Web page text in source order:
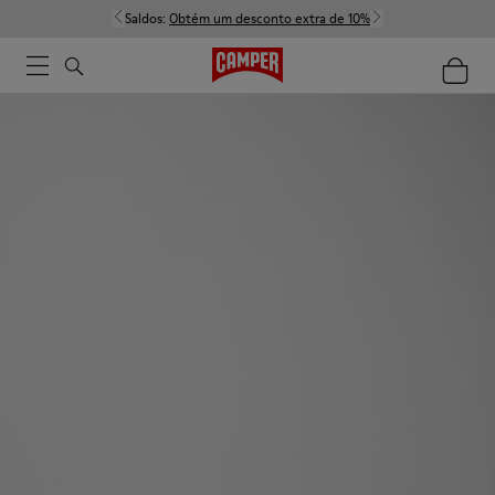
Saldos: Obtém um desconto extra de 10%